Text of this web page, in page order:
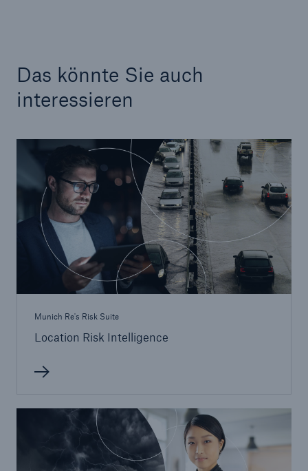
Das könnte Sie auch
interessieren
Munich Re's Risk Suite
Location Risk Intelligence